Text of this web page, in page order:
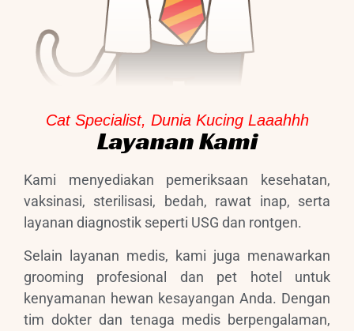
Cat Specialist, Dunia Kucing Laaahhh
Layanan Kami
Kami menyediakan pemeriksaan kesehatan,
vaksinasi, sterilisasi, bedah, rawat inap, serta
layanan diagnostik seperti USG dan rontgen.
Selain layanan medis, kami juga menawarkan
grooming profesional dan pet hotel untuk
kenyamanan hewan kesayangan Anda. Dengan
tim dokter dan tenaga medis berpengalaman,